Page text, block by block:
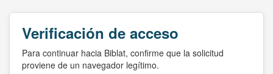
Verificación de acceso
Para continuar hacia Biblat, confirme que la solicitud
proviene de un navegador legítimo.